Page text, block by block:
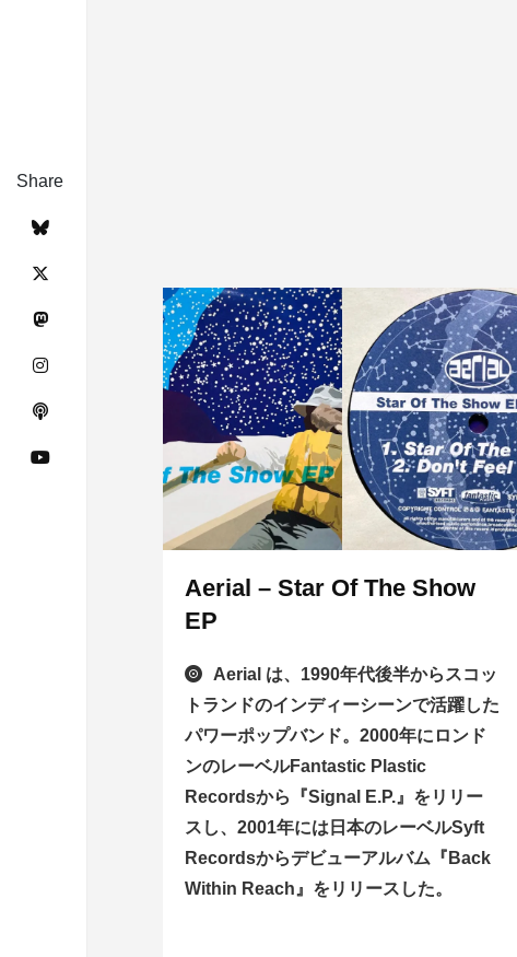
Share
Aerial – Star Of The Show
EP
Aerial は、1990年代後半からスコッ
トランドのインディーシーンで活躍した
パワーポップバンド。2000年にロンド
ンのレーベルFantastic Plastic
Recordsから『Signal E.P.』をリリー
スし、2001年には日本のレーベルSyft
Recordsからデビューアルバム『Back
Within Reach』をリリースした。